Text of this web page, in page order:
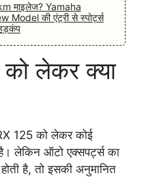
माइलेज? Yamaha
Model की एंट्री से स्पोर्ट्स
लेकर क्या
125 को लेकर कोई
लेकिन ऑटो एक्सपर्ट्स का
है, तो इसकी अनुमानित